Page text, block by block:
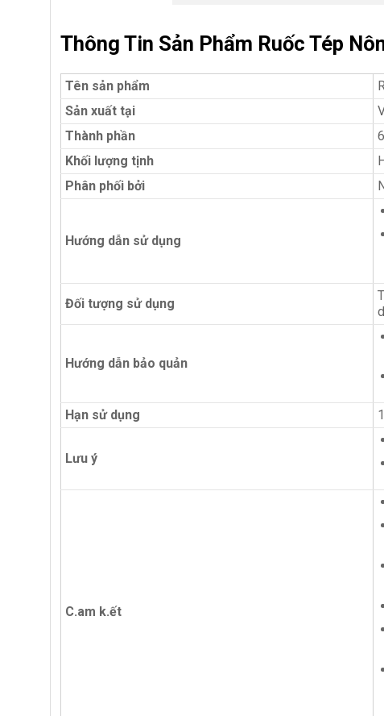
Thông Tin Sản Phẩm Ruốc Tép
Tên sản phẩm
Sản xuất tại
Thành phần
Khối lượng tịnh
Phân phối bởi
Hướng dẫn sử dụng
Đối tượng sử dụng
Hướng dẫn bảo quản
Hạn sử dụng
Lưu ý
C.am k.ết